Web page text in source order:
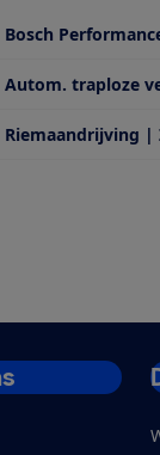
type
Bosch
Autom. traploze
uitrusting
Riemaandrijving |